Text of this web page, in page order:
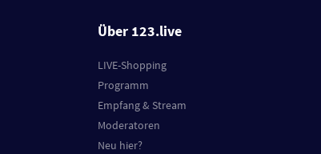
Über 123.live
LIVE-Shopping
Programm
Empfang & Stream
Moderatoren
Neu hier?